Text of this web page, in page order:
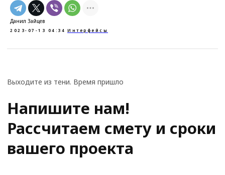
Данил Зайцев
2023-07-13 04:34 Интерфейсы